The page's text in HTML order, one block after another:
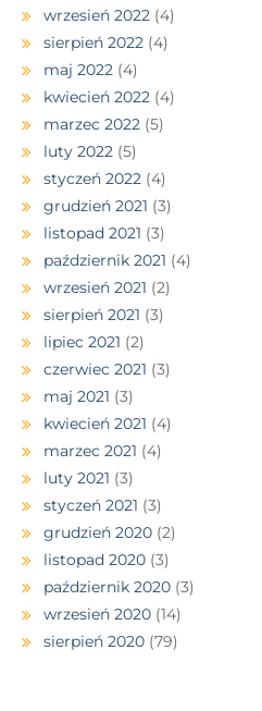
wrzesień 2022 (4)
sierpień 2022 (4)
maj 2022 (4)
kwiecień 2022 (4)
marzec 2022 (5)
luty 2022 (5)
styczeń 2022 (4)
grudzień 2021 (3)
listopad 2021 (3)
październik 2021 (4)
wrzesień 2021 (2)
sierpień 2021 (3)
lipiec 2021 (2)
czerwiec 2021 (3)
maj 2021 (3)
kwiecień 2021 (4)
marzec 2021 (4)
luty 2021 (3)
styczeń 2021 (3)
grudzień 2020 (2)
listopad 2020 (3)
październik 2020 (3)
wrzesień 2020 (14)
sierpień 2020 (79)